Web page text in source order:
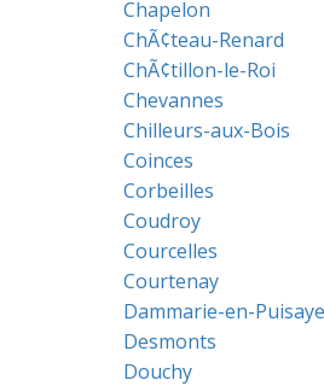
Chapelon
ChÃ¢teau-Renard
ChÃ¢tillon-le-Roi
Chevannes
Chilleurs-aux-Bois
Coinces
Corbeilles
Coudroy
Courcelles
Courtenay
Dammarie-en-Puisaye
Desmonts
Douchy